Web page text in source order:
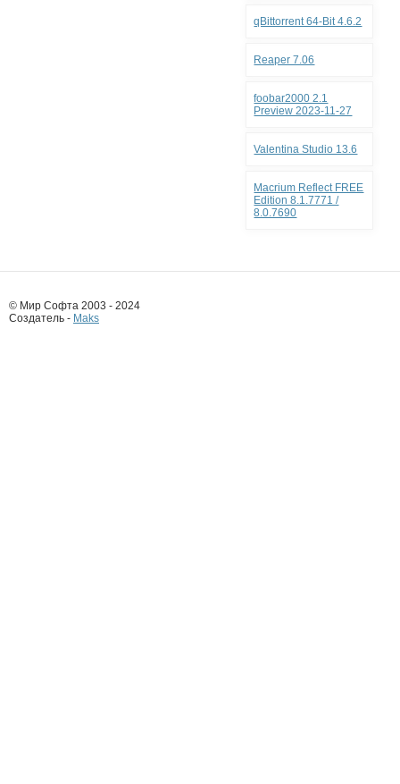
qBittorrent 64-Bit 4.6.2
Reaper 7.06
foobar2000 2.1
Preview 2023-11-27
Valentina Studio 13.6
Macrium Reflect FREE
Edition 8.1.7771 /
8.0.7690
© Мир Софта 2003 - 2024
Создатель - Maks